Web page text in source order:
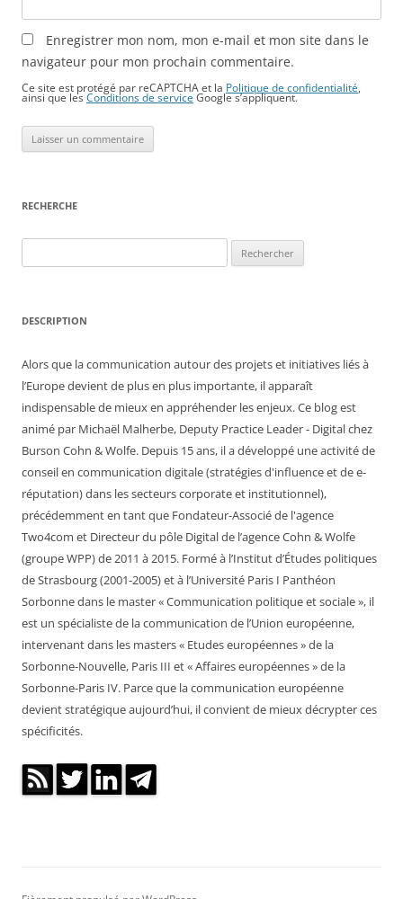
Enregistrer mon nom, mon e-mail et mon site dans le
navigateur pour mon prochain commentaire.
Ce site est protégé par reCAPTCHA et la Politique de confidentialité,
ainsi que lesConditions de service Google s’appliquent.
RECHERCHE
DESCRIPTION
Alors que la communication autour des projets et initiatives liés à
l’Europe devient de plus en plus importante, il apparaît
indispensable de mieux en appréhender les enjeux. Ce blog est
animé par Michaël Malherbe, Deputy Practice Leader - Digital chez
Burson Cohn & Wolfe. Depuis 15 ans, il a développé une activité de
conseil en communication digitale (stratégies d'influence et de e-
réputation) dans les secteurs corporate et institutionnel),
précédemment en tant que Fondateur-Associé de l'agence
Two4com et Directeur du pôle Digital de l’agence Cohn & Wolfe
(groupe WPP) de 2011 à 2015. Formé à l’Institut d’Études politiques
de Strasbourg (2001-2005) et à l’Université Paris I Panthéon
Sorbonne dans le master « Communication politique et sociale », il
est un spécialiste de la communication de l’Union européenne,
intervenant dans les masters « Etudes européennes » de la
Sorbonne-Nouvelle, Paris III et « Affaires européennes » de la
Sorbonne-Paris IV. Parce que la communication européenne
devient stratégique aujourd’hui, il convient de mieux décrypter ces
spécificités.